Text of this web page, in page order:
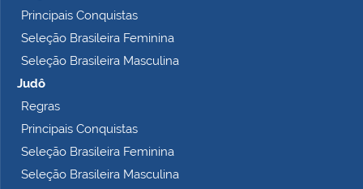
Principais Conquistas
Seleção Brasileira Feminina
Seleção Brasileira Masculina
Judô
Regras
Principais Conquistas
Seleção Brasileira Feminina
Seleção Brasileira Masculina